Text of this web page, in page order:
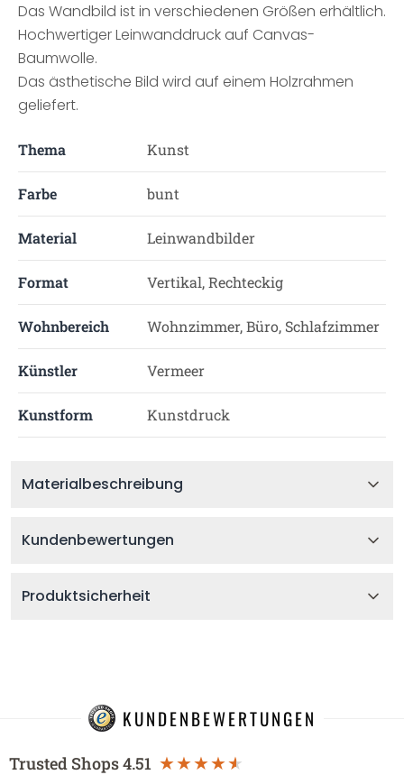
Das Wandbild ist in verschiedenen Größen erhältlich.
Hochwertiger Leinwanddruck auf Canvas-
Baumwolle.
Das ästhetische Bild wird auf einem Holzrahmen
geliefert.
Thema Kunst
Farbe bunt
Material Leinwandbilder
Format Vertikal, Rechteckig
Wohnbereich Wohnzimmer, Büro, Schlafzimmer
Künstler Vermeer
Kunstform Kunstdruck
Materialbeschreibung
Kundenbewertungen
Produktsicherheit
KUNDENBEWERTUNGEN
Trusted Shops4.51